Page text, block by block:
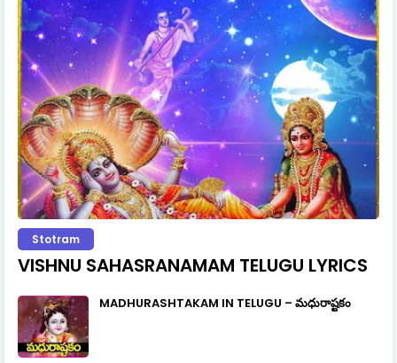
Stotram
VISHNU SAHASRANAMAM TELUGU LYRICS
MADHURASHTAKAM IN TELUGU – మధురాష్టకం